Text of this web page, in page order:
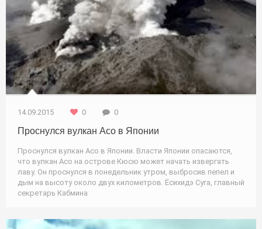
14.09.2015 0 0
Проснулся вулкан Асо в Японии
Проснулся вулкан Асо в Японии. Власти Японии опасаются,
что вулкан Асо на острове Кюсю может начать извергать
лаву. Он проснулся в понедельник утром, выбросив пепел и
дым на высоту около двух километров. Ёсихидэ Суга, главный
секретарь Кабмина